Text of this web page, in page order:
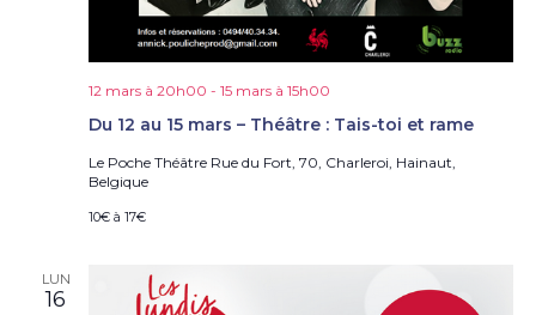
Du 12 au 15 mars – Théâtre : Tais-toi et rame
12 mars à 20h00 - 15 mars à 15h00
Le Poche Théâtre Rue du Fort, 70, Charleroi, Hainaut,
Belgique
10€ à 17€
LUN
16